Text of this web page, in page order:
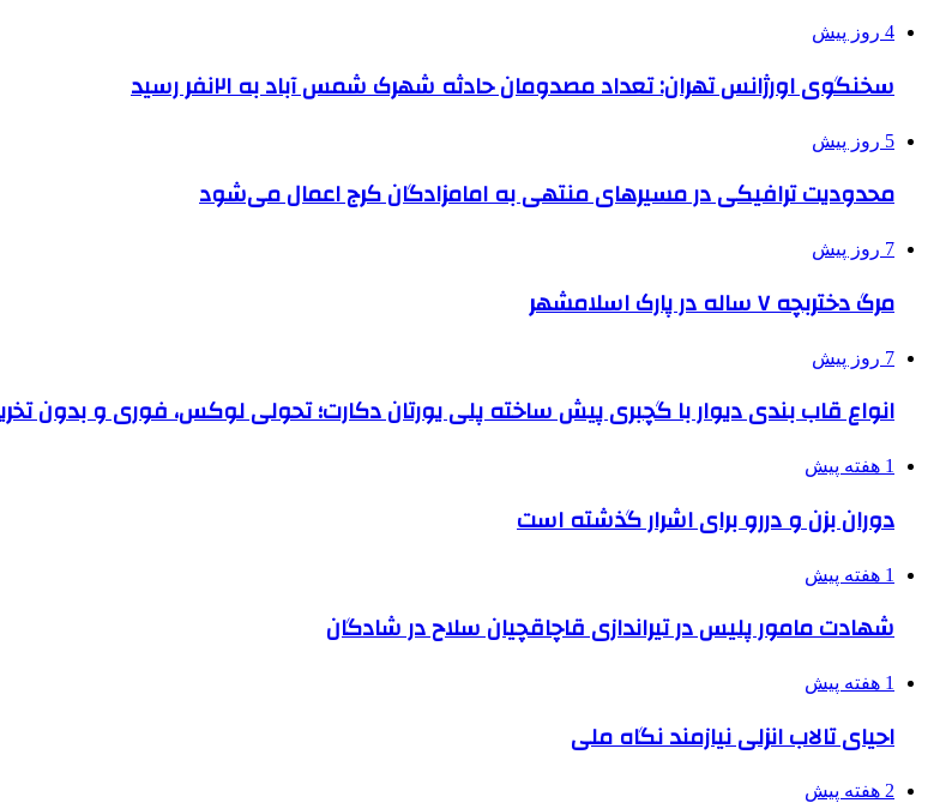
4 روز پیش
سخنگوی اورژانس تهران: تعداد مصدومان حادثه شهرک شمس آباد به ۲۱نفر رسید
5 روز پیش
محدودیت ترافیکی در مسیرهای منتهی به امامزادگان کرج اعمال می‌شود
7 روز پیش
مرگ دختربچه ۷ ساله در پارک اسلامشهر
7 روز پیش
انواع قاب بندی دیوار با گچبری پیش ساخته پلی یورتان دکارت؛ تحولی لوکس، فوری و بدون
1 هفته پیش
دوران بزن و دررو برای اشرار گذشته است
1 هفته پیش
شهادت مامور پلیس در تیراندازی قاچاقچیان سلاح در شادگان
1 هفته پیش
احیای تالاب انزلی نیازمند نگاه ملی
2 هفته پیش